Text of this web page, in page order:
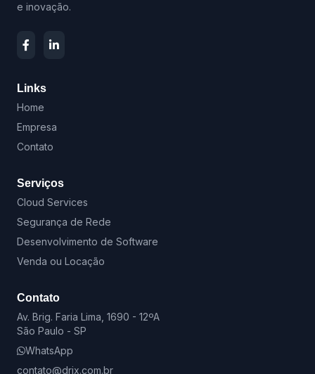
e inovação.
Links
Home
Empresa
Contato
Serviços
Cloud Services
Segurança de Rede
Desenvolvimento de Software
Venda ou Locação
Contato
Av. Brig. Faria Lima, 1690 - 12ºA
São Paulo - SP
WhatsApp
contato@drix.com.br